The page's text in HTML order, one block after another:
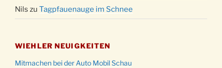
Nils zu Tagpfauenauge im Schnee
WIEHLER NEUIGKEITEN
Mitmachen bei der Auto Mobil Schau